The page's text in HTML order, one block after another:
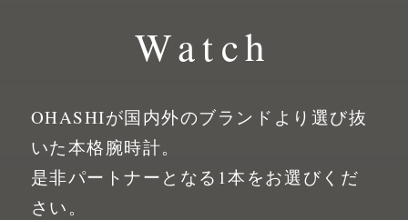
Watch
OHASHIが国内外のブランドより選び抜
いた本格腕時計。
是非パートナーとなる1本をお選びくだ
さい。